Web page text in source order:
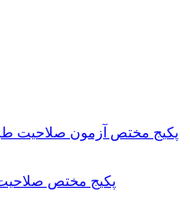
پکیج مختص آزمون صلاحیت
پکیج مختص